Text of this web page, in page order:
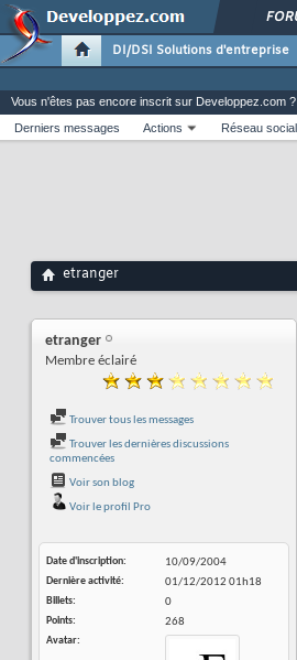
DI/DSI Solutions d'entreprise
Vous n'êtes pas encore inscrit sur Developpez.com ?
Derniers messages
Actions Réseau social
etranger
etranger
Membre éclairé
Trouver tous les messages
Trouver les dernières discussions
commencées
Voir son blog
Voir le profil Pro
Date d'inscription
10/09/2004
Dernière activité
01/12/2012 01h18
Billets
0
Points
268
Avatar